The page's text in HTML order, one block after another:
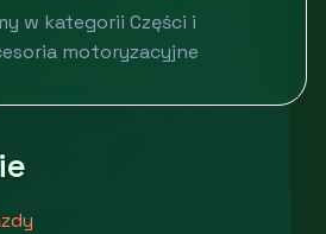
w kategorii Części i
motoryzacyjne